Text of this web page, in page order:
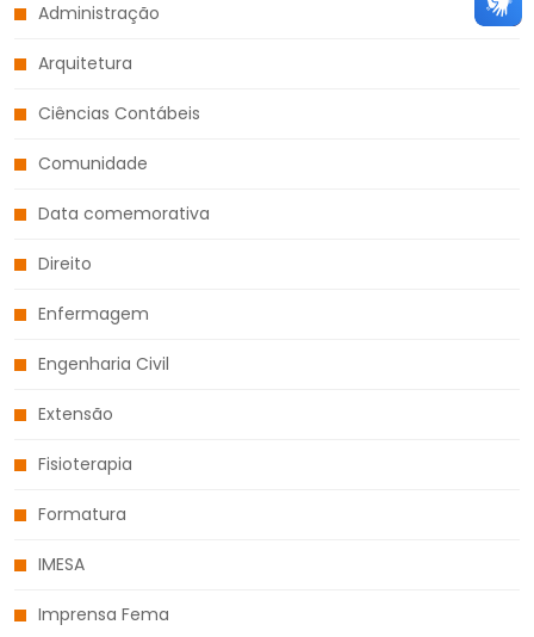
Administração
Arquitetura
Ciências Contábeis
Comunidade
Data comemorativa
Direito
Enfermagem
Engenharia Civil
Extensão
Fisioterapia
Formatura
IMESA
Imprensa Fema